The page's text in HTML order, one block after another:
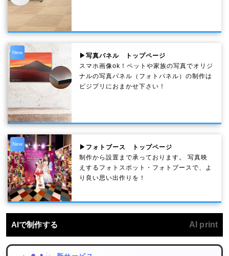
New
▶写真パネル トップページ
スマホ画像ok！ペットや家族の写真でオリジ
ナルの写真パネル（フォトパネル）の制作は
ビジプリにおまかせ下さい！
New
▶フォトブース トップページ
制作から設置まで承っております。 写真映
えするフォトスポット・フォトブースで、よ
り良い思い出作りを！
AIで制作する AI print